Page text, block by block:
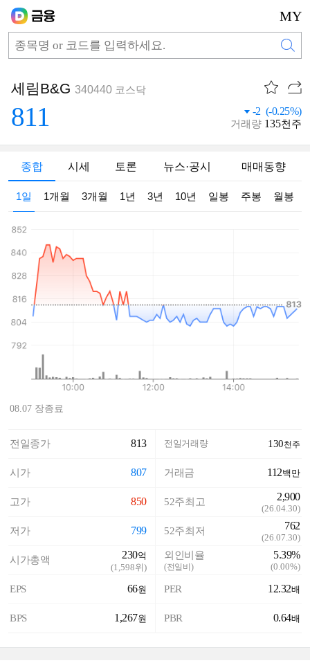
MY
세림B&G 340440 코스닥
811 -2 (-0.25%)
거래량 135천주
종합 시세 토론 뉴스·공시 매매동향
1일 1개월 3개월 1년 3년 10년 일봉 주봉 월봉
08.07 장종료
전일종가 813
시가 807
고가 850
저가 799
시가총액 230억
(1,598위)
EPS 66원
BPS 1,267원
전일거래량 130천주
거래금 112백만
52주최고 2,900
(26.04.30)
52주최저 762
(26.07.30)
외인비율
(전일비)
5.39%
(0.00%)
PER 12.32배
PBR 0.64배